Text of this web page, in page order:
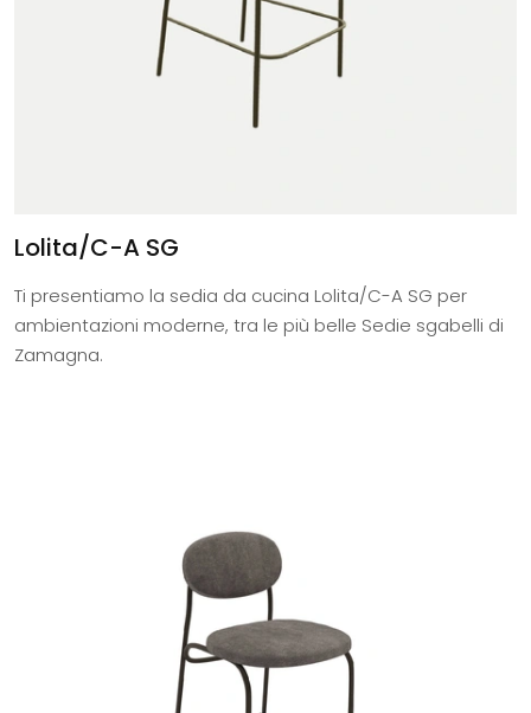
Lolita/C-A SG
Ti presentiamo la sedia da cucina Lolita/C-A SG per
ambientazioni moderne, tra le più belle Sedie sgabelli di
Zamagna.